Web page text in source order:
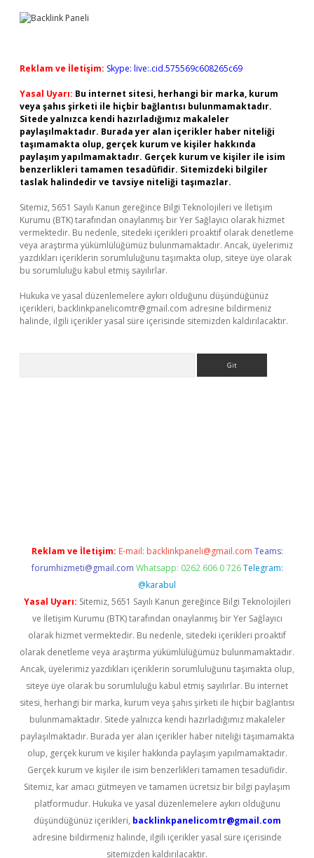
Reklam ve İletişim: Skype: live:.cid.575569c608265c69
Yasal Uyarı: Bu internet sitesi, herhangi bir marka, kurum
veya şahıs şirketi ile hiçbir bağlantısı bulunmamaktadır.
Sitede yalnızca kendi hazırladığımız makaleler
paylaşılmaktadır. Burada yer alan içerikler haber niteliği
taşımamakta olup, gerçek kurum ve kişiler hakkında
paylaşım yapılmamaktadır. Gerçek kurum ve kişiler ile isim
benzerlikleri tamamen tesadüfidir. Sitemizdeki bilgiler
taslak halindedir ve tavsiye niteliği taşımazlar.
Sitemiz, 5651 Sayılı Kanun gereğince Bilgi Teknolojileri ve İletişim
Kurumu (BTK) tarafından onaylanmış bir Yer Sağlayıcı olarak hizmet
vermektedir. Bu nedenle, sitedeki içerikleri proaktif olarak denetleme
veya araştırma yükümlülüğümüz bulunmamaktadır. Ancak, üyelerimiz
yazdıkları içeriklerin sorumluluğunu taşımakta olup, siteye üye olarak
bu sorumluluğu kabul etmiş sayılırlar.
Hukuka ve yasal düzenlemelere aykırı olduğunu düşündüğünüz
içerikleri, backlinkpanelicomtr@gmail.com adresine bildirmeniz
halinde, ilgili içerikler yasal süre içerisinde sitemizden kaldırılacaktır.
Reklam ve İletişim: E-mail: backlinkpaneli@gmail.com Teams:
forumhizmeti@gmail.com Whatsapp: 0262 606 0 726 Telegram:
@karabul
Yasal Uyarı: Sitemiz, 5651 Sayılı Kanun gereğince Bilgi Teknolojileri
ve İletişim Kurumu (BTK) tarafından onaylanmış bir Yer Sağlayıcı
olarak hizmet vermektedir. Bu nedenle, sitedeki içerikleri proaktif
olarak denetleme veya araştırma yükümlülüğümüz bulunmamaktadır.
Ancak, üyelerimiz yazdıkları içeriklerin sorumluluğunu taşımakta olup,
siteye üye olarak bu sorumluluğu kabul etmiş sayılırlar. Bu internet
sitesi, herhangi bir marka, kurum veya şahıs şirketi ile hiçbir bağlantısı
bulunmamaktadır. Sitede yalnızca kendi hazırladığımız makaleler
paylaşılmaktadır. Burada yer alan içerikler haber niteliği taşımamakta
olup, gerçek kurum ve kişiler hakkında paylaşım yapılmamaktadır.
Gerçek kurum ve kişiler ile isim benzerlikleri tamamen tesadüfidir.
Sitemiz, kar amacı gütmeyen ve tamamen ücretsiz bir bilgi paylaşım
platformudur. Hukuka ve yasal düzenlemelere aykırı olduğunu
düşündüğünüz içerikleri, backlinkpanelicomtr@gmail.com
adresine bildirmeniz halinde, ilgili içerikler yasal süre içerisinde
sitemizden kaldırılacaktır.